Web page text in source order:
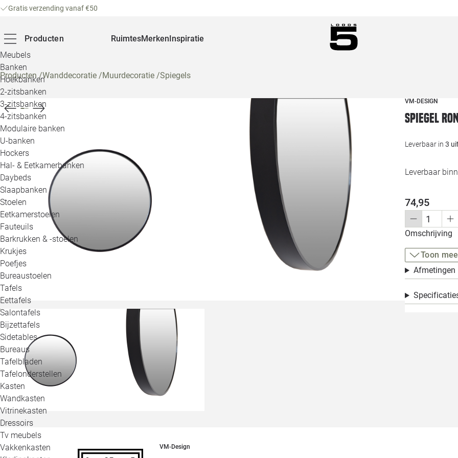
Gratis verzending vanaf €50
Producten
Meubels
Banken
Hoekbanken
2-zitsbanken
3-zitsbanken
4-zitsbanken
Modulaire banken
U-banken
Hockers
Hal- & Eetkamerbanken
Daybeds
Slaapbanken
Stoelen
Eetkamerstoelen
Fauteuils
Barkrukken & -stoelen
Krukjes
Poefjes
Bureaustoelen
Tafels
Eettafels
Salontafels
Bijzettafels
Sidetables
Bureaus
Tafelbladen
Tafelonderstellen
Kasten
Wandkasten
Vitrinekasten
Dressoirs
Tv meubels
Vakkenkasten
RuimtesMerkenInspiratie
Producten/Wanddecoratie /Muurdecoratie /Spiegels
VM-DESIGN
Spiegel
Leverbaar in 3
Leverbaar
74,95
Omschrijving
Toon
Afmetingen
VM-Design